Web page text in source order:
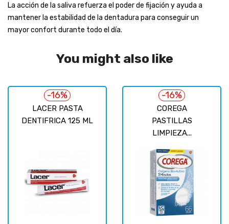
La acción de la saliva refuerza el poder de fijación y ayuda a
mantener la estabilidad de la dentadura para conseguir un
mayor confort durante todo el día.
You might also like
LACER PASTA
DENTIFRICA 125 ML
-16%
COREGA
PASTILLAS
LIMPIEZA...
-16%